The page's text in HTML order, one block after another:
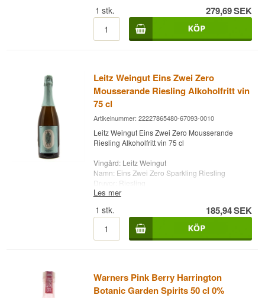
1 stk. 279,69SEK
Leitz Weingut Eins Zwei Zero
Mousserande Riesling Alkoholfritt vin
75 cl
Artikelnummer: 22227865480-67093-0010
Leitz Weingut Eins Zwei Zero Mousserande
Riesling Alkoholfritt vin 75 cl
Vingård: Leitz Weingut
Namn: Eins Zwei Zero Sparkling Riesling
Druvor: Riesling
Land: Tyskland
Alc. styrka: 0%
Les mer
1 stk. 185,94SEK
Warners Pink Berry Harrington
Botanic Garden Spirits 50 cl 0%